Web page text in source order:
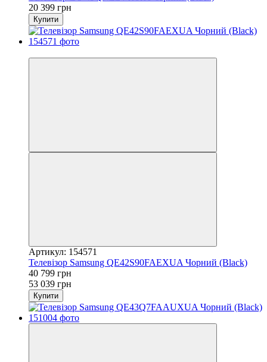
20 399 грн
Купити
Артикул: 154571
Телевізор Samsung QE42S90FAEXUA Чорний (Black)
40 799 грн
53 039 грн
Купити